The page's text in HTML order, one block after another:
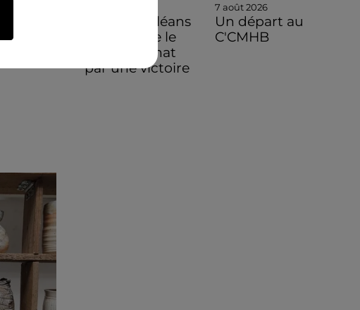
Ligue 3, Orléans
commence le
championnat
par une victoire
7 août 2026
Un départ au
C'CMHB